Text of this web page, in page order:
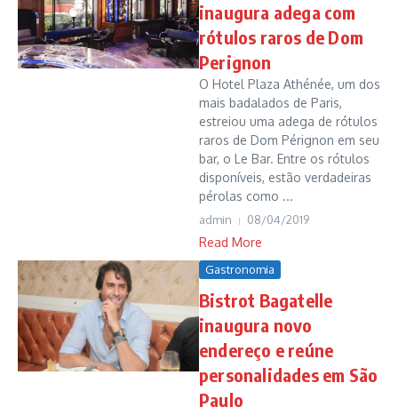
inaugura adega com
rótulos raros de Dom
Perignon
O Hotel Plaza Athénée, um dos
mais badalados de Paris,
estreiou uma adega de rótulos
raros de Dom Pérignon em seu
bar, o Le Bar. Entre os rótulos
disponíveis, estão verdadeiras
pérolas como ...
admin 08/04/2019
Read More
Gastronomia
Bistrot Bagatelle
inaugura novo
endereço e reúne
personalidades em São
Paulo